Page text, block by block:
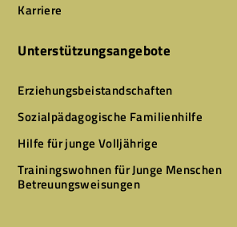
Karriere
Unterstützungsangebote
Erziehungsbeistandschaften
Sozialpädagogische Familienhilfe
Hilfe für junge Volljährige
Trainingswohnen für Junge Menschen
Betreuungsweisungen